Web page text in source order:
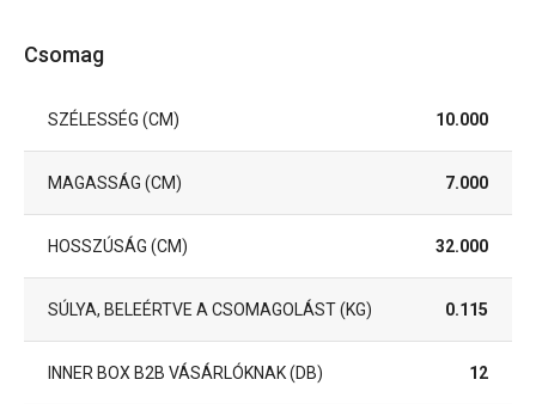
Csomag
SZÉLESSÉG (CM) 10.000
MAGASSÁG (CM) 7.000
HOSSZÚSÁG (CM) 32.000
SÚLYA, BELEÉRTVE A CSOMAGOLÁST (KG) 0.115
INNER BOX B2B VÁSÁRLÓKNAK (DB) 12